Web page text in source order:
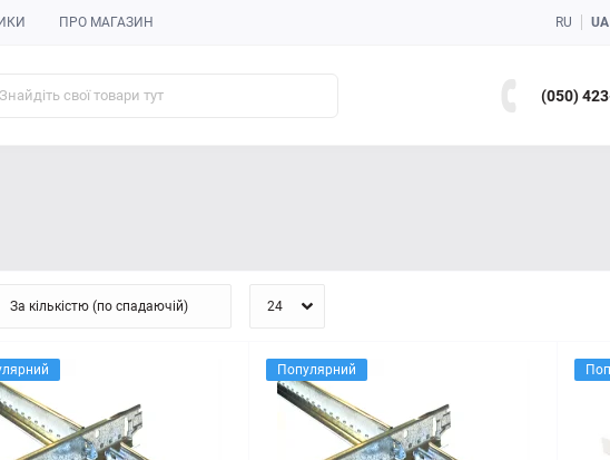
ПРО МАГАЗИН RU UA
(050)
Популярний